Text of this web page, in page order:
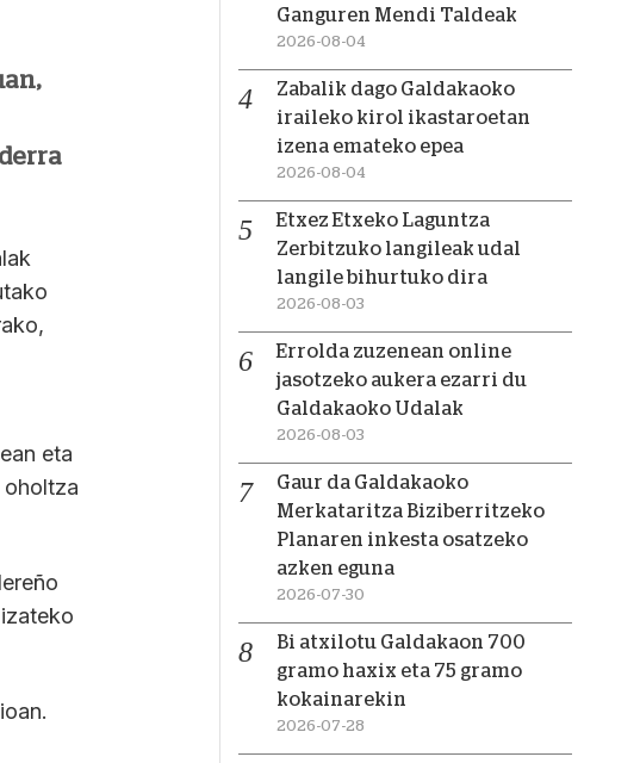
eta
oholtza
Ganguren Mendi Taldeak
2026-08-04
Zabalik dago Galdakaoko
iraileko kirol ikastaroetan
izena emateko epea
2026-08-04
Etxez Etxeko Laguntza
Zerbitzuko langileak udal
langile bihurtuko dira
2026-08-03
Errolda zuzenean online
jasotzeko aukera ezarri du
Galdakaoko Udalak
2026-08-03
Gaur da Galdakaoko
Merkataritza Biziberritzeko
Planaren inkesta osatzeko
azken eguna
2026-07-30
Bi atxilotu Galdakaon 700
gramo haxix eta 75 gramo
kokainarekin
2026-07-28